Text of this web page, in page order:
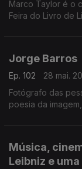
Marco Taylor é o
Feira do Livro de
Jorge Barros
Ep. 102
28 mai.
Fotógrafo das
poesia da
Música,
Leibniz e